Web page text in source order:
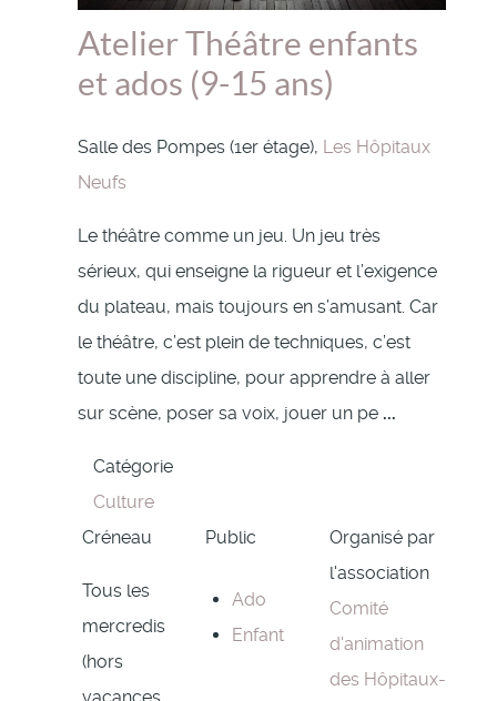
Atelier Théâtre enfants
et ados (9-15 ans)
Salle des Pompes (1er étage), Les Hôpitaux
Neufs
Le théâtre comme un jeu. Un jeu très
sérieux, qui enseigne la rigueur et l’exigence
du plateau, mais toujours en s’amusant. Car
le théâtre, c’est plein de techniques, c’est
toute une discipline, pour apprendre à aller
sur scène, poser sa voix, jouer un pe ...
Catégorie
Culture
Créneau
Tous les
mercredis
(hors
vacances
Public
Ado
Enfant
Organisé par
l'association
Comité
d'animation
des Hôpitaux-